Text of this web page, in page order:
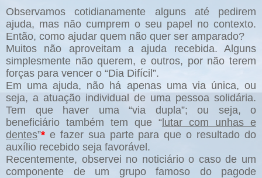
Observamos cotidianamente alguns até pedirem
ajuda, mas não cumprem o seu papel no contexto.
Então, como ajudar quem não quer ser amparado?
Muitos não aproveitam a ajuda recebida. Alguns
simplesmente não querem, e outros, por não terem
forças para vencer o “Dia Difícil”.
Em uma ajuda, não há apenas uma via única, ou
seja, a atuação individual de uma pessoa solidária.
Tem que haver uma “via dupla”; ou seja, o
beneficiário também tem que “lutar com unhas e
dentes”* e fazer sua parte para que o resultado do
auxílio recebido seja favorável.
Recentemente, observei no noticiário o caso de um
componente de um grupo famoso do pagode